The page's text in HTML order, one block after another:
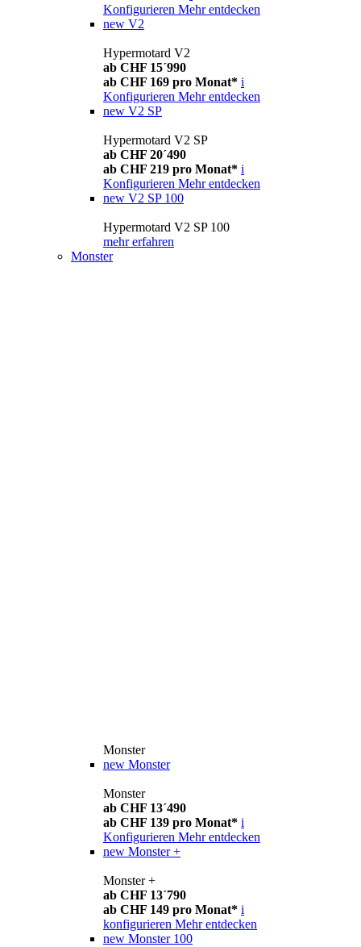
Konfigurieren Mehr entdecken
new V2
Hypermotard V2
ab CHF 15´990
ab CHF 169 pro Monat* i
Konfigurieren Mehr entdecken
new V2 SP
Hypermotard V2 SP
ab CHF 20´490
ab CHF 219 pro Monat* i
Konfigurieren Mehr entdecken
new V2 SP 100
Hypermotard V2 SP 100
mehr erfahren
Monster
Monster
new Monster
Monster
ab CHF 13´490
ab CHF 139 pro Monat* i
Konfigurieren Mehr entdecken
new Monster +
Monster +
ab CHF 13´790
ab CHF 149 pro Monat* i
konfigurieren Mehr entdecken
new Monster 100